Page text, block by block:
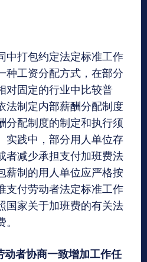
中打包约定法定标准工作
种工资分配方式，在部分
对固定的行业中比较普
法制定内部薪酬分配制度
分配制度的制定和执行须
实践中，部分用人单位存
者减少承担支付加班费法
薪制的用人单位应严格按
支付劳动者法定标准工作
国家关于加班费的有关法
者协商一致增加工作任